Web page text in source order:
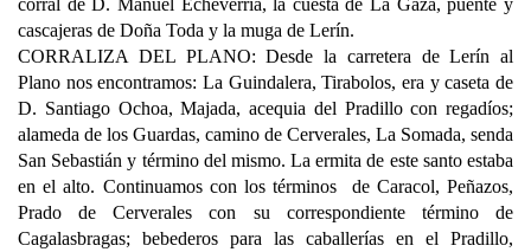
cascajeras de Doña Toda y la muga de Lerín.
CORRALIZA DEL PLANO: Desde la carretera de Lerín al
Plano nos encontramos: La Guindalera, Tirabolos, era y caseta de
D. Santiago Ochoa, Majada, acequia del Pradillo con regadíos;
alameda de los Guardas, camino de Cerverales, La Somada, senda
San Sebastián y término del mismo. La ermita de este santo estaba
en el alto. Continuamos con los términos de Caracol, Peñazos,
Prado de Cerverales con su correspondiente término de
Cagalasbragas; bebederos para las caballerías en el Pradillo,